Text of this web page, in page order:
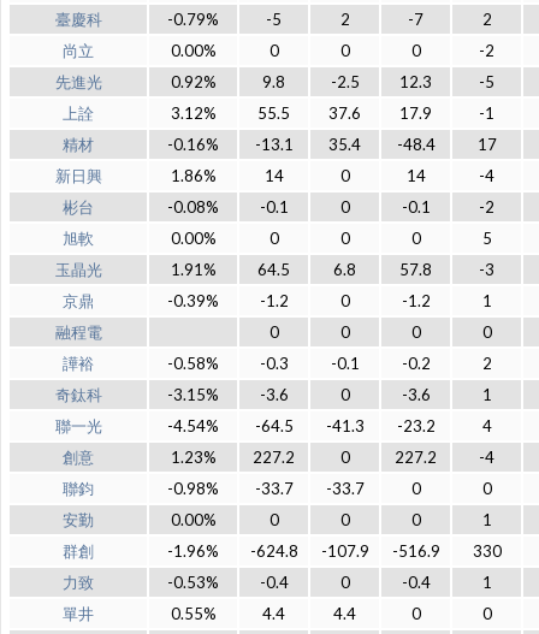
臺慶科
-0.79% -5 2 -7
2
尚立
0.00% 0 0 0
-2
先進光
0.92% 9.8 -2.5 12.3
-5
上詮
3.12% 55.5 37.6 17.9
-1
精材
-0.16% -13.1 35.4 -48.4
17
新日興
1.86% 14 0 14
-4
彬台
-0.08% -0.1 0 -0.1
-2
旭軟
0.00% 0 0 0
5
玉晶光
1.91% 64.5 6.8 57.8
-3
京鼎
-0.39% -1.2 0 -1.2
1
融程電
0 0 0
0
譁裕
-0.58% -0.3 -0.1 -0.2
2
奇鈦科
-3.15% -3.6 0 -3.6
1
聯一光
-4.54% -64.5 -41.3 -23.2
4
創意
1.23% 227.2 0 227.2
-4
聯鈞
-0.98% -33.7 -33.7 0
0
安勤
0.00% 0 0 0
1
群創
-1.96% -624.8 -107.9 -516.9
330
力致
-0.53% -0.4 0 -0.4
1
單井
0.55% 4.4 4.4 0
0